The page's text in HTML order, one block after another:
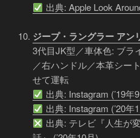
出典: Apple Look
ジープ・ラングラー アン
3代目JK型／車体色: ブラ
／右ハンドル／本革シー
せて運転
出典: Instagram (’19年
出典: Instagram (’20年
出典: テレビ『人生が